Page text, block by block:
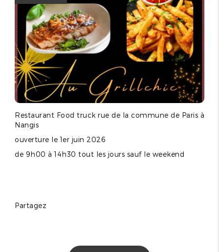
Restaurant Food truck rue de la commune de Paris à
Nangis
ouverture le 1er juin 2026
de 9h00 à 14h30 tout les jours sauf le weekend
Partagez